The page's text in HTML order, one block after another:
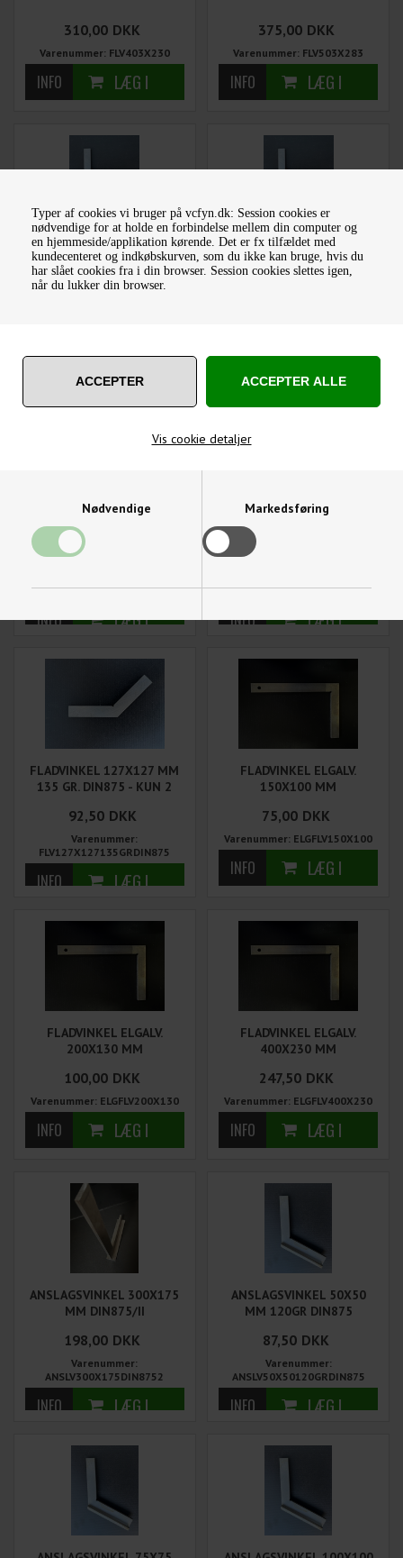
Typer af cookies vi bruger på vcfyn.dk: Session cookies er
nødvendige for at holde en forbindelse mellem din computer og
en hjemmeside/applikation kørende. Det er fx tilfældet med
kundecenteret og indkøbskurven, som du ikke kan bruge, hvis du
har slået cookies fra i din browser. Session cookies slettes igen,
når du lukker din browser.
Vis cookie detaljer
Nødvendige Markedsføring
Funktionelle Statistiske
310,00 DKK
Varenummer: FLV403X230
375,00 DKK
Varenummer: FLV503X283
FLADVINKEL 50X50 MM
120 GR. DIN875 - KUN 1
STK PÅ LAGER
80,00 DKK
FLADVINKEL 100X100 MM
120 GR. DIN875 - KUN 1
STK PÅ LAGER
FLADVINKEL 125X125 MM
120 GR. DIN875 - KUN 1
STK PÅ LAGER
92,50
FLV125X125120GRDIN875
FLADVINKEL 205X205 MM
120 GR. DIN875 - KUN 2
FLV205X205120GRDIN875
FLADVINKEL 127X127 MM
135 GR. DIN875 - KUN 2
92,50 DKK
Varenummer:
FLV127X127135GRDIN875
FLADVINKEL ELGALV.
150X100 MM
75,00 DKK
Varenummer: ELGFLV150X100
FLADVINKEL ELGALV.
200X130 MM
100,00 DKK
Varenummer: ELGFLV200X130
FLADVINKEL ELGALV.
400X230 MM
247,50 DKK
Varenummer: ELGFLV400X230
ANSLAGSVINKEL 300X175
MM DIN875/II
198,00 DKK
Varenummer:
ANSLV300X175DIN8752
ANSLAGSVINKEL 50X50
MM 120GR DIN875
87,50 DKK
Varenummer:
ANSLV50X50120GRDIN875